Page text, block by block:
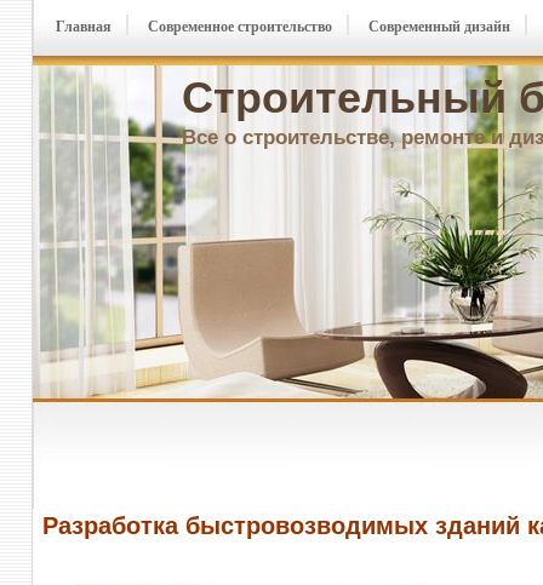
Строительный
Все о строительстве, ремонте и
Главная Современное строительство Современный дизайн
Разработка быстровозводимых зданий